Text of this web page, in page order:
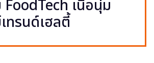
เนื้อนุ่ม
ทรนด์เฮลตี้